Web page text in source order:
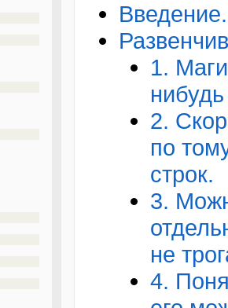
Введение.
1.
2.
по
строк.
3.
не
4.